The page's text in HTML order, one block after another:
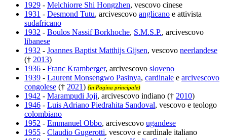
1929 - Melchiorre Shi Hongzhen, vescovo cinese
1931 - Desmond Tutu, arcivescovo anglicano e attivista
sudafricano
1932 - Boulos Nassif Borkhoche, S.M.S.P., arcivescovo
libanese
1932 - Joannes Baptist Matthijs Gijsen, vescovo neerlandese
(† 2013)
1936 - Franc Kramberger, arcivescovo sloveno
1939 - Laurent Monsengwo Pasinya, cardinale e arcivescovo
congolese († 2021) (in Pagina principale)
1942 - Marampudi Joji, arcivescovo indiano († 2010)
1946 - Luis Adriano Piedrahita Sandoval, vescovo e teologo
colombiano
1952 - Emmanuel Obbo, arcivescovo ugandese
1955 - Claudio Gugerotti, vescovo e cardinale italiano